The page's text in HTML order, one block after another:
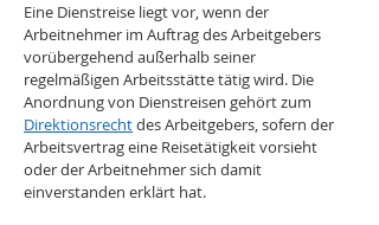
Eine Dienstreise liegt vor, wenn der
Arbeitnehmer im Auftrag des Arbeitgebers
vorübergehend außerhalb seiner
regelmäßigen Arbeitsstätte tätig wird. Die
Anordnung von Dienstreisen gehört zum
Direktionsrecht des Arbeitgebers, sofern der
Arbeitsvertrag eine Reisetätigkeit vorsieht
oder der Arbeitnehmer sich damit
einverstanden erklärt hat.